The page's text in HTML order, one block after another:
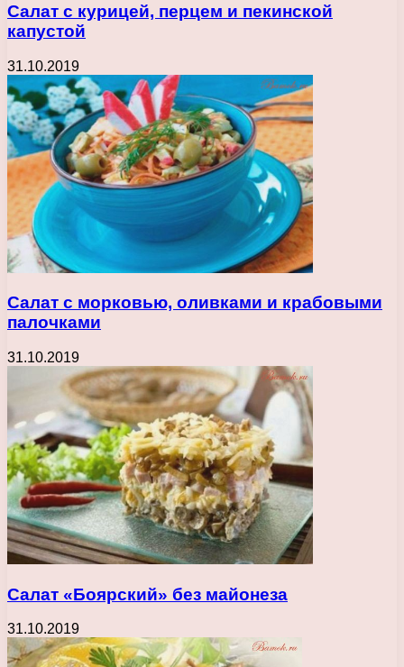
Салат с курицей, перцем и пекинской
капустой
31.10.2019
Салат с морковью, оливками и крабовыми
палочками
31.10.2019
Салат «Боярский» без майонеза
31.10.2019